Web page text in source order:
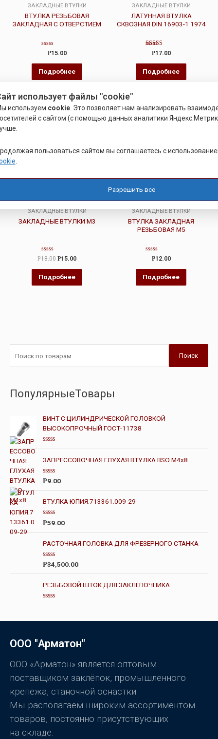
ЗАКЛАДНЫЕ ВТУЛКИ
ВТУЛКА РЕЗЬБОВАЯ
ЗАКЛАДНАЯ С ОТВЕРСТИЕМ
Оценка
из
5
Р15.00
Подробнее
ЗАКЛАДНЫЕ ВТУЛКИ
ЛАТУННАЯ ВТУЛКА
СКВОЗНАЯ DIN 16903-1 1974
Оценка
5.00
из 5
Р17.00
Подробнее
Распродажа!
ЗАКЛАДНЫЕ ВТУЛКИ
ЗАКЛАДНЫЕ ВТУЛКИ М3
Оценка
0
из
5
Р18.00 Р15.00
Подробнее
ЗАКЛАДНЫЕ ВТУЛКИ
ВТУЛКА ЗАКЛАДНАЯ
РЕЗЬБОВАЯ М5
Оценка
из
5
Р12.00
Подробнее
Поиск
ПопулярныеТовары
ВИНТ С ЦИЛИНДРИЧЕСКОЙ ГОЛОВКОЙ
ВЫСОКОПРОЧНЫЙ ГОСТ-11738
О
е
н
к
а
и
з
5
ЗАПРЕССОВОЧНАЯ ГЛУХАЯ ВТУЛКА BSO M4х8
О
е
н
к
а
и
з
Р9.00
ВТУЛКА ЮПИЯ.713361.009-29
О
е
н
к
а
и
з
Р59.00
РАСТОЧНАЯ ГОЛОВКА ДЛЯ ФРЕЗЕРНОГО СТАНКА
О
е
н
к
а
5
Р34,500.00
РЕЗЬБОВОЙ ШТОК ДЛЯ ЗАКЛЕПОЧНИКА
0
и
5
ООО "Арматон"
ООО «Арматон» является оптовым
поставщиком заклёпок, промышленного
крепежа, станочной оснастки.
Мы располагаем широким ассортиментом
товаров, постоянно присутствующих
на складе.
использует файлы "cookie"
используем cookie. Это позволяет нам анализировать
с сайтом (с помощью данных аналитики
пользоваться сайтом вы соглашаетесь с
Разрешить все